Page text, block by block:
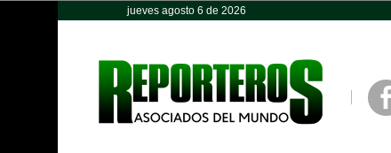
jueves agosto 6 de 2026
Opinión Política